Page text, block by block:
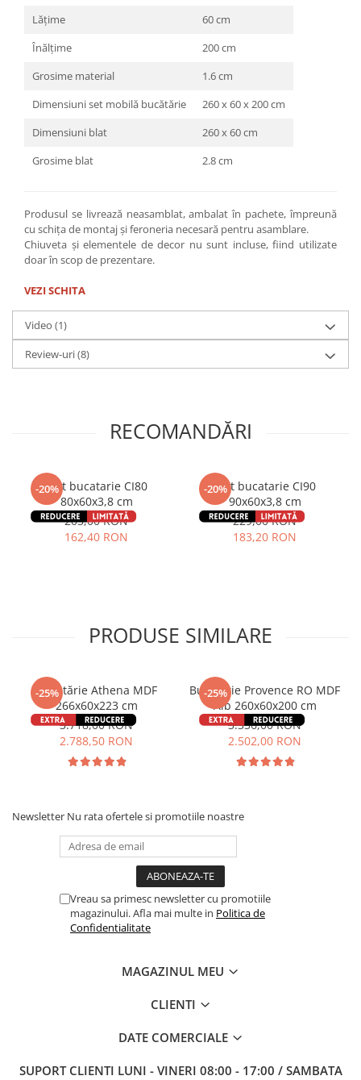
Lățime
60 cm
Înălțime
200 cm
Grosime material
1.6 cm
Dimensiuni set mobilă bucătărie
260 x 60 x 200 cm
Dimensiuni blat
260 x 60 cm
Grosime blat
2.8 cm
Produsul se livrează neasamblat, ambalat în pachete, împreună
cu schița de montaj și feroneria necesară pentru asamblare.
Chiuveta și elementele de decor nu sunt incluse, fiind utilizate
doar în scop de prezentare.
VEZI SCHITA
Video (1)
Review-uri(8)
RECOMANDĂRI
-20%
Blat bucatarie CI80
80x60x3,8 cm
203,00 RON
162,40 RON
-20%
Blat bucatarie CI90
90x60x3,8 cm
229,00 RON
183,20 RON
PRODUSE SIMILARE
-25%
Bucătărie Athena MDF
266x60x223 cm
3.718,00 RON
2.788,50 RON
-25%
Bucatarie Provence RO MDF
Alb 260x60x200 cm
3.336,00 RON
2.502,00 RON
Newsletter Nu rata ofertele si promotiile noastre
Vreau sa primesc newsletter cu promotiile
magazinului. Afla mai multe in Politica de
Confidentialitate
MAGAZINUL MEU
CLIENTI
DATE COMERCIALE
SUPORT CLIENTI LUNI - VINERI 08:00 - 17:00 / SAMBATA